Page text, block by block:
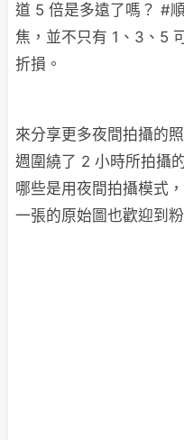
道 5 倍是多遠了嗎？ #
焦，並不只有 1、3、5
折損。
來分享更多夜間拍攝的
週圍繞了 2 小時所拍攝
哪些是用夜間拍攝模式
一張的原始圖也歡迎到